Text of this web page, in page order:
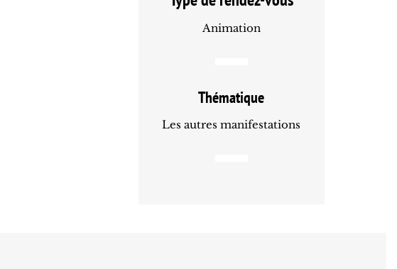
Animation
Thématique
Les autres manifestations